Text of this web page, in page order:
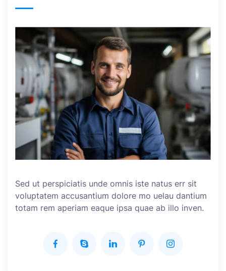
Sed ut perspiciatis unde omnis iste natus err sit
voluptatem accusantium dolore mo uelau dantium
totam rem aperiam eaque ipsa quae ab illo inven.